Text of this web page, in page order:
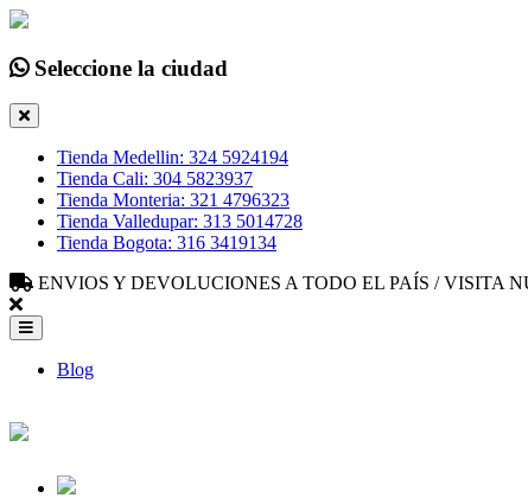
Seleccione la ciudad
Tienda Medellin: 324 5924194
Tienda Cali: 304 5823937
Tienda Monteria: 321 4796323
Tienda Valledupar: 313 5014728
Tienda Bogota: 316 3419134
ENVIOS Y DEVOLUCIONES A TODO EL PAÍS / VISITA
Blog